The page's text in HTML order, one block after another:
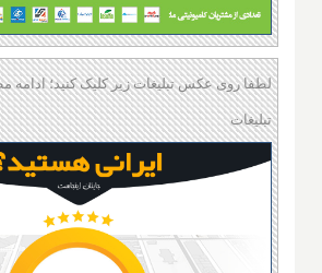
لطفا روی عکس تبلیغات زیر کلیک کنید؛
تبلیغات